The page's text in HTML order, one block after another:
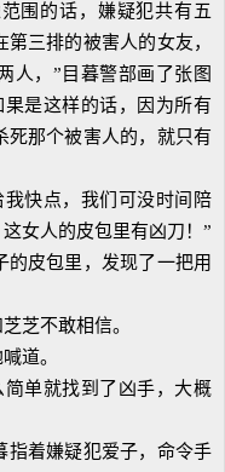
围的话，嫌疑犯共有五
三排的被害人的女友，
人，”目暮警部画了张图
是这样的话，因为所有
死那个被害人的，就只有
快点，我们可没时间陪
女人的皮包里有凶刀！”
的皮包里，发现了一把用
芝不敢相信。
道。
单就找到了凶手，大概
着嫌疑犯爱子，命令手